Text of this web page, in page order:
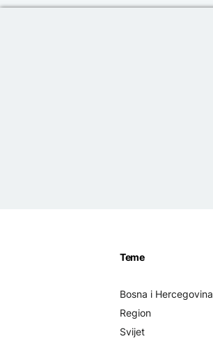
Teme
Bosna i Hercegovina
Region
Svijet